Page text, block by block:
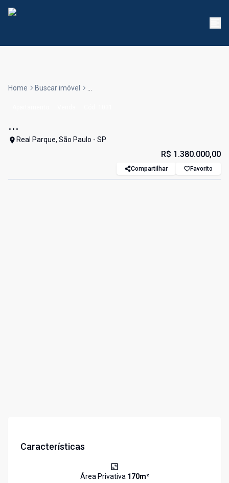
Home Buscar imóvel ...
...
Real Parque, São Paulo - SP
R$ 1.380.000,00
Compartilhar Favorito
Características
Área Privativa 170m²